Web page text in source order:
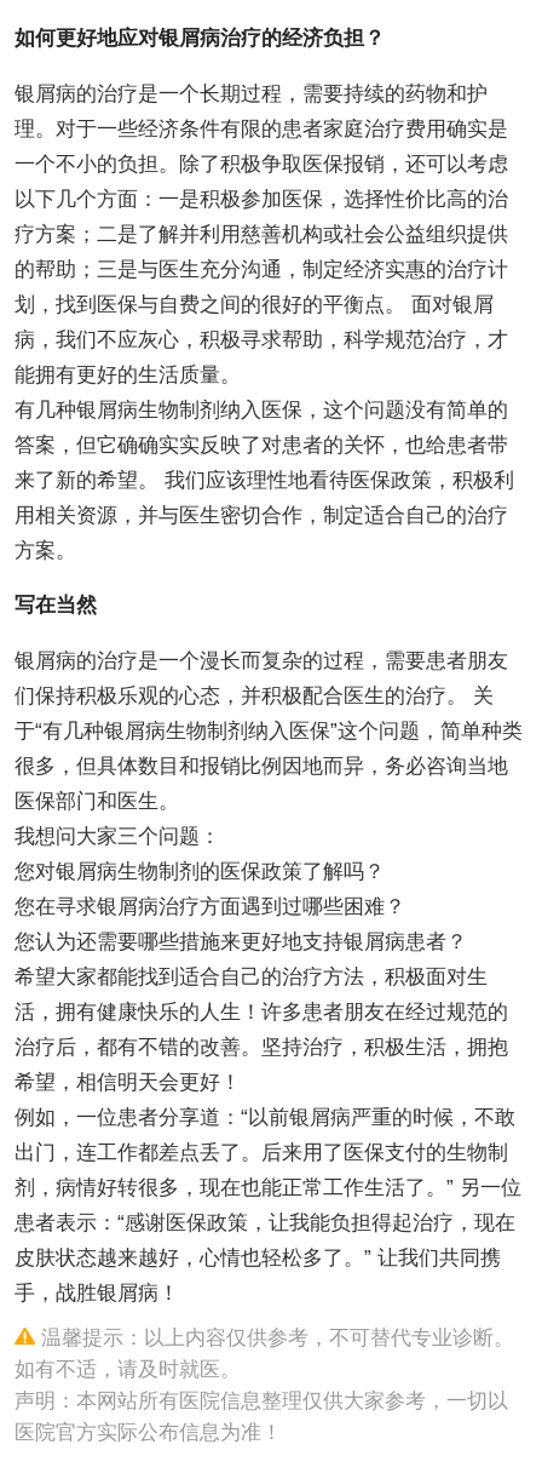
如何更好地应对银屑病治疗的经济负担？
银屑病的治疗是一个长期过程，需要持续的药物和护
理。对于一些经济条件有限的患者家庭治疗费用确实是
一个不小的负担。除了积极争取医保报销，还可以考虑
以下几个方面：一是积极参加医保，选择性价比高的治
疗方案；二是了解并利用慈善机构或社会公益组织提供
的帮助；三是与医生充分沟通，制定经济实惠的治疗计
划，找到医保与自费之间的很好的平衡点。 面对银屑
病，我们不应灰心，积极寻求帮助，科学规范治疗，才
能拥有更好的生活质量。
有几种银屑病生物制剂纳入医保，这个问题没有简单的
答案，但它确确实实反映了对患者的关怀，也给患者带
来了新的希望。 我们应该理性地看待医保政策，积极利
用相关资源，并与医生密切合作，制定适合自己的治疗
方案。
写在当然
银屑病的治疗是一个漫长而复杂的过程，需要患者朋友
们保持积极乐观的心态，并积极配合医生的治疗。 关
于“有几种银屑病生物制剂纳入医保”这个问题，简单种类
很多，但具体数目和报销比例因地而异，务必咨询当地
医保部门和医生。
我想问大家三个问题：
您对银屑病生物制剂的医保政策了解吗？
您在寻求银屑病治疗方面遇到过哪些困难？
您认为还需要哪些措施来更好地支持银屑病患者？
希望大家都能找到适合自己的治疗方法，积极面对生
活，拥有健康快乐的人生！许多患者朋友在经过规范的
治疗后，都有不错的改善。坚持治疗，积极生活，拥抱
希望，相信明天会更好！
例如，一位患者分享道：“以前银屑病严重的时候，不敢
出门，连工作都差点丢了。后来用了医保支付的生物制
剂，病情好转很多，现在也能正常工作生活了。” 另一位
患者表示：“感谢医保政策，让我能负担得起治疗，现在
皮肤状态越来越好，心情也轻松多了。” 让我们共同携
手，战胜银屑病！
温馨提示：以上内容仅供参考，不可替代专业诊断。
如有不适，请及时就医。
声明：本网站所有医院信息整理仅供大家参考，一切以
医院官方实际公布信息为准！